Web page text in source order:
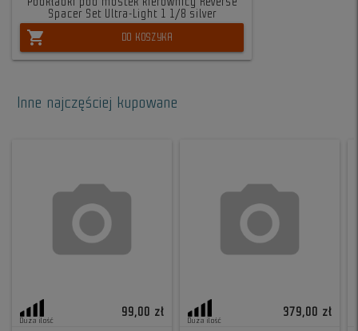
Spacer Set Ultra-Light 1 1/8 silver
shopping_cart DO KOSZYKA
Inne najczęściej kupowane
Duża ilość
99,00 zł
Duża ilość
379,00 zł